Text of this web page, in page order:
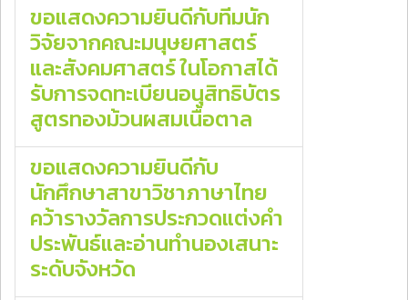
ขอแสดงความยินดีกับทีมนัก
วิจัยจากคณะมนุษยศาสตร์
และสังคมศาสตร์ ในโอกาสได้
รับการจดทะเบียนอนุสิทธิบัตร
สูตรทองม้วนผสมเนื้อตาล
ขอแสดงความยินดีกับ
นักศึกษาสาขาวิชาภาษาไทย
คว้ารางวัลการประกวดแต่งคำ
ประพันธ์และอ่านทำนองเสนาะ
ระดับจังหวัด